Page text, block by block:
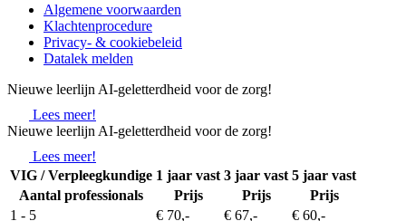
Algemene voorwaarden
Klachtenprocedure
Privacy- & cookiebeleid
Datalek melden
Nieuwe leerlijn AI-geletterdheid voor de zorg!
Lees meer!
Nieuwe leerlijn AI-geletterdheid voor de zorg!
Lees meer!
VIG / Verpleegkundige 1 jaar vast 3 jaar vast 5 jaar vast
Aantal professionals
Prijs Prijs
Prijs
1 - 5
€ 70,- € 67,- € 60,-